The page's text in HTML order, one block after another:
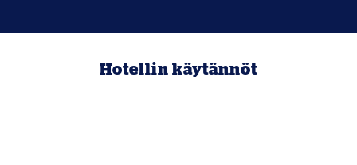
Hotellin käytännöt